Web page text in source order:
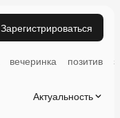
Зарегистрироваться
вечеринка позитив
Актуальность